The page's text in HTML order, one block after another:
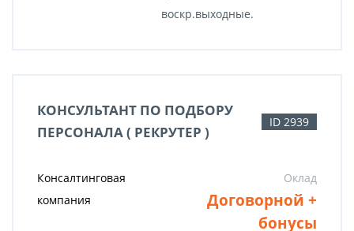
воскр.выходные.
КОНСУЛЬТАНТ ПО ПОДБОРУ
ПЕРСОНАЛА ( РЕКРУТЕР )
ID 2939
Консалтинговая
компания
Оклад
Договорной +
бонусы